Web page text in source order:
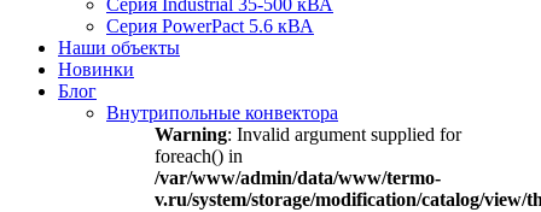
Серия Industrial 35-500 кВА
Серия PowerPact 5.6 кВА
Наши объекты
Новинки
Блог
Внутрипольные конвектора
Warning: Invalid argument supplied for
foreach() in
/var/www/admin/data/www/termo-
v.ru/system/storage/modification/catalog/view/